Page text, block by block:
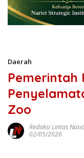
Daerah
Pemerintah
Zoo
Redaksi Lintas
02/05/2026